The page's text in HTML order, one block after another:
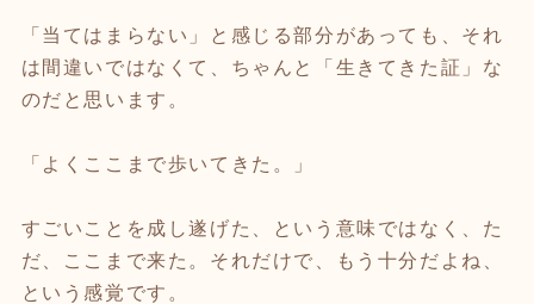
「当てはまらない」と感じる部分があっても、それ
は間違いではなくて、ちゃんと「生きてきた証」な
のだと思います。
「よくここまで歩いてきた。」
すごいことを成し遂げた、という意味ではなく、た
だ、ここまで来た。それだけで、もう十分だよね、
という感覚です。